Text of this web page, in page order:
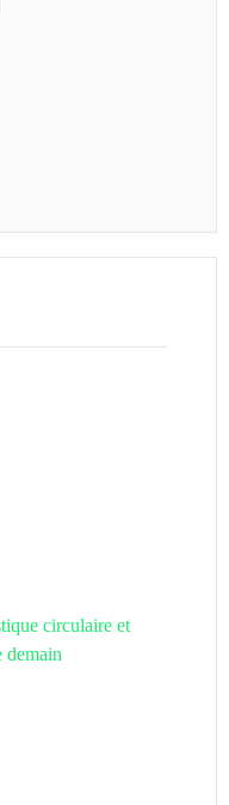
circulaire et
demain